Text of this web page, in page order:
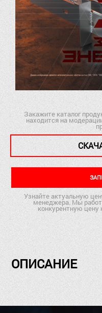
Закажите каталог
находится на
Узнайте актуальную
менеджера. Мы
конкурентную
ОПИСАНИЕ